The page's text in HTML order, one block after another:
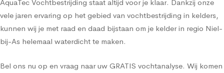
AquaTec Vochtbestrijding staat altijd voor je klaar. Dankzij onze
vele jaren ervaring op het gebied van vochtbestrijding in kelders,
kunnen wij je met raad en daad bijstaan om je kelder in regio Niel-
bij-As helemaal waterdicht te maken.
Bel ons nu op en vraag naar uw GRATIS vochtanalyse. Wij komen